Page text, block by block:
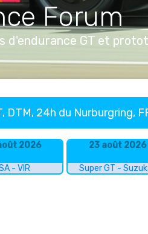
Forum
d'endurance GT et
DTM, 24h du Nurburgring,
2026
- VIR
23 août 2026
Super GT -